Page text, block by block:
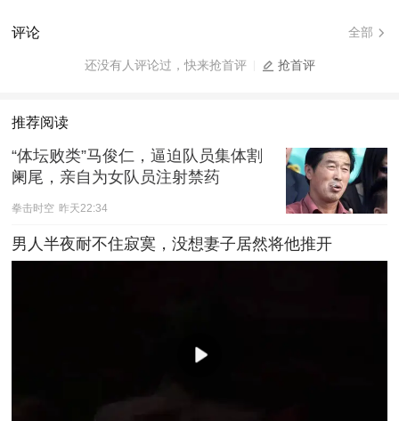
评论 全部
还没有人评论过，快来抢首评 抢首评
推荐阅读
“体坛败类”马俊仁，逼迫队员集体割
阑尾，亲自为女队员注射禁药
拳击时空 昨天22:34
男人半夜耐不住寂寞，没想妻子居然将他推开